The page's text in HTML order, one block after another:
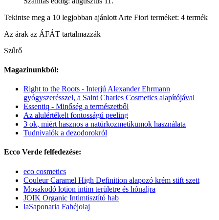
Tekintse meg a 10 legjobban ajánlott Arte Fiori terméket: 4 termék
Az árak az ÁFÁT tartalmazzák
Szűrő
Magazinunkból:
Right to the Roots - Interjú Alexander Ehrmann
gyógyszerésszel, a Saint Charles Cosmetics alapítójával
Essentiq - Minőség a természetből
Az alulértékelt fontosságú peeling
3 ok, miért hasznos a natúrkozmetikumok használata
Tudnivalók a dezodorokról
Ecco Verde felfedezése:
eco cosmetics
Couleur Caramel High Definition alapozó krém stift szett
Mosakodó lotion intim területre és hónaljra
JOIK Organic Intimtisztító hab
laSaponaria Fahéjolaj